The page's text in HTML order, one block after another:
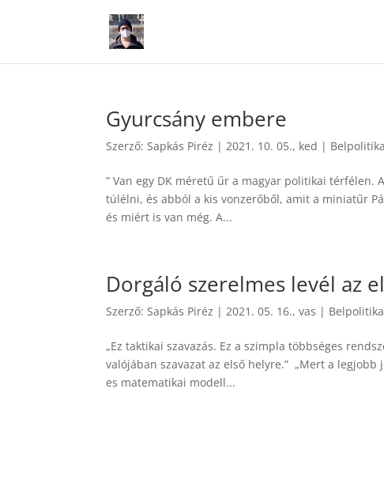
Gyurcsány embere
Szerző:Sapkás Piréz |2021. 10. 05., ked | Belpolitika
” Van egy DK méretű űr a magyar politikai térfélen.
túlélni, és abból a kis vonzerőből, amit a miniatűr
és miért is van még. A...
Dorgáló szerelmes levél az
Szerző:Sapkás Piréz |2021. 05. 16., vas | Belpolitika
„Ez taktikai szavazás. Ez a szimpla többséges
valójában szavazat az első helyre.” „Mert a
es matematikai modell...